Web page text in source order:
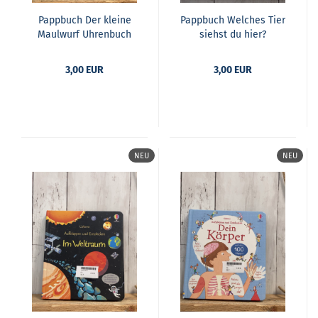
Papp­buch Der klei­ne
Maul­wurf Uh­ren­buch
3,00 EUR
Papp­buch Wel­ches Tier
siehst du hier?
3,00 EUR
NEU NEU